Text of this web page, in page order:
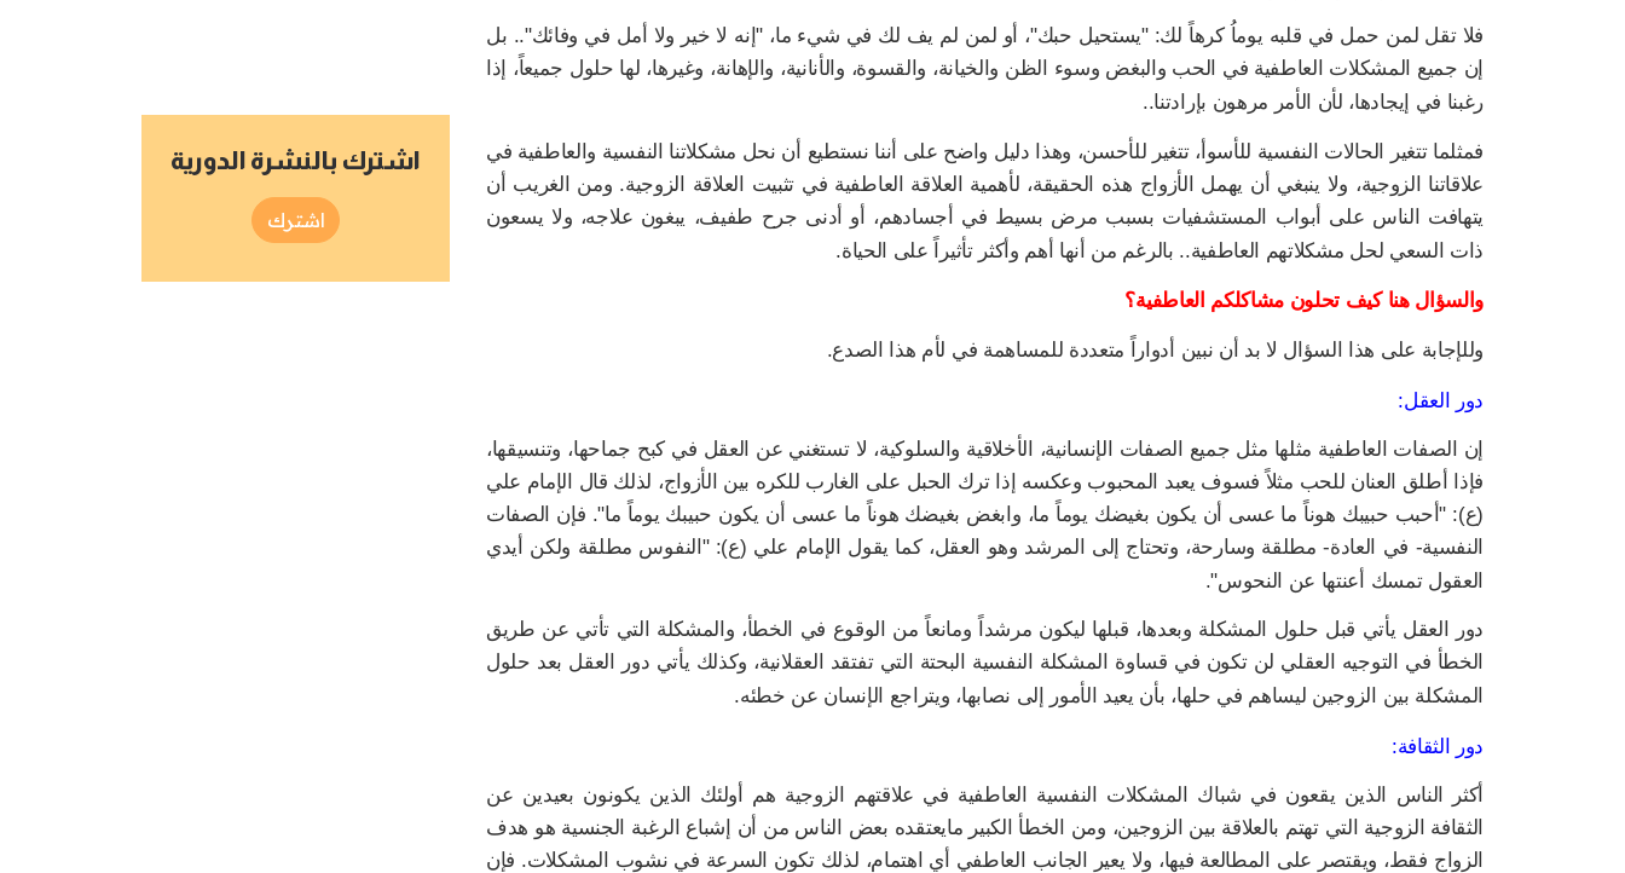
فلا تقل لمن حمل في قلبه يوماُ كرهاً لك: "يستحيل حبك"، أو لمن لم يف لك في شيء ما، "إنه لا خير ولا أمل في وفائك".. بل
إن جميع المشكلات العاطفية في الحب والبغض وسوء الظن والخيانة، والقسوة، والأنانية، والإهانة، وغيرها، لها حلول جميعاً، إذا
رغبنا في إيجادها، لأن الأمر مرهون بإرادتنا..
فمثلما تتغير الحالات النفسية للأسوأ، تتغير للأحسن، وهذا دليل واضح على أننا نستطيع أن نحل مشكلاتنا النفسية والعاطفية في
علاقاتنا الزوجية، ولا ينبغي أن يهمل الأزواج هذه الحقيقة، لأهمية العلاقة العاطفية في تثبيت العلاقة الزوجية. ومن الغريب أن
يتهافت الناس على أبواب المستشفيات بسبب مرض بسيط في أجسادهم، أو أدنى جرح طفيف، يبغون علاجه، ولا يسعون
ذات السعي لحل مشكلاتهم العاطفية.. بالرغم من أنها أهم وأكثر تأثيراً على الحياة.
والسؤال هنا كيف تحلون مشاكلكم العاطفية؟
وللإجابة على هذا السؤال لا بد أن نبين أدواراً متعددة للمساهمة في لأم هذا الصدع.
دور العقل:
إن الصفات العاطفية مثلها مثل جميع الصفات الإنسانية، الأخلاقية والسلوكية، لا تستغني عن العقل في كبح جماحها، وتنسيقها،
فإذا أطلق العنان للحب مثلاً فسوف يعبد المحبوب وعكسه إذا ترك الحبل على الغارب للكره بين الأزواج، لذلك قال الإمام علي
(ع): "أحبب حبيبك هوناً ما عسى أن يكون بغيضك يوماً ما، وابغض بغيضك هوناً ما عسى أن يكون حبيبك يوماً ما". فإن الصفات
النفسية- في العادة- مطلقة وسارحة، وتحتاج إلى المرشد وهو العقل، كما يقول الإمام علي (ع): "النفوس مطلقة ولكن أيدي
العقول تمسك أعنتها عن النحوس".
دور العقل يأتي قبل حلول المشكلة وبعدها، قبلها ليكون مرشداً ومانعاً من الوقوع في الخطأ، والمشكلة التي تأتي عن طريق
الخطأ في التوجيه العقلي لن تكون في قساوة المشكلة النفسية البحتة التي تفتقد العقلانية، وكذلك يأتي دور العقل بعد حلول
المشكلة بين الزوجين ليساهم في حلها، بأن يعيد الأمور إلى نصابها، ويتراجع الإنسان عن خطئه.
دور الثقافة:
أكثر الناس الذين يقعون في شباك المشكلات النفسية العاطفية في علاقتهم الزوجية هم أولئك الذين يكونون بعيدين عن
الثقافة الزوجية التي تهتم بالعلاقة بين الزوجين، ومن الخطأ الكبير مايعتقده بعض الناس من أن إشباع الرغبة الجنسية هو هدف
الزواج فقط، ويقتصر على المطالعة فيها، ولا يعير الجانب العاطفي أي اهتمام، لذلك تكون السرعة في نشوب المشكلات. فإن
اشترك بالنشرة الدورية
اشترك